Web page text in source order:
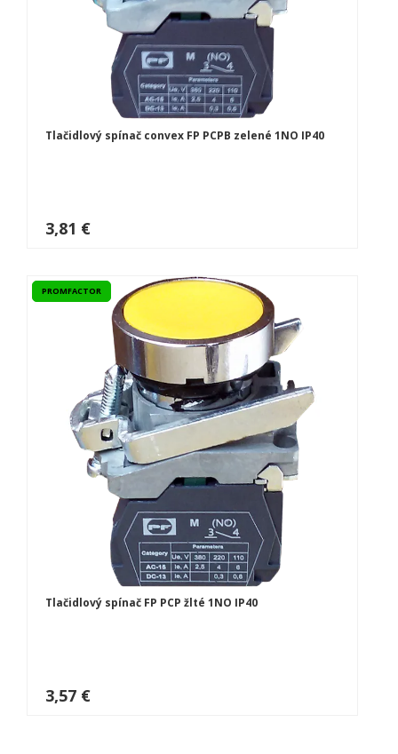
Tlačidlový spínač convex FP PCPB zelené 1NO IP40
3,81 €
PROMFACTOR
Tlačidlový spínač FP PCP žlté 1NO IP40
3,57 €